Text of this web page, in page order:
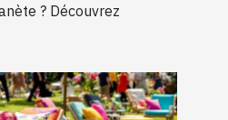
? Découvrez